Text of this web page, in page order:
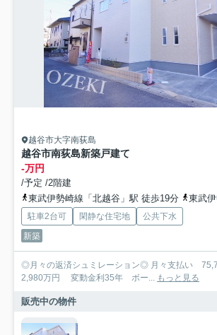
越谷市大字南荻島
越谷市南荻島新築戸建て
-万円
/予定 /2階建
東武伊勢崎線「北越谷」駅 徒歩19分
東武伊勢
駐車2台可 閑静な住宅地
公共下水
新築
◎月々の返済シュミレーション◎ 月々支払い 75,721円 借り入れ額
2,980万円 変動金利35年 ボー... もっと見る
販売中の物件